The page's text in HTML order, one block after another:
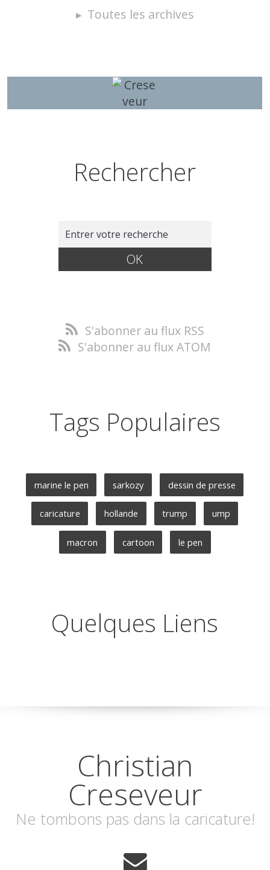
Toutes les archives
Rechercher
S'abonner au flux RSS
S'abonner au flux ATOM
Tags Populaires
marine le pen sarkozy dessin de presse
caricature hollande trump ump
macron cartoon le pen
Quelques Liens
Christian
Creseveur
Ne tombons pas dans la caricature!